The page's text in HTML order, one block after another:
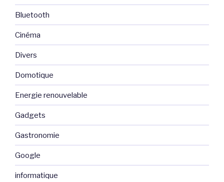
Bluetooth
Cinéma
Divers
Domotique
Energie renouvelable
Gadgets
Gastronomie
Google
informatique